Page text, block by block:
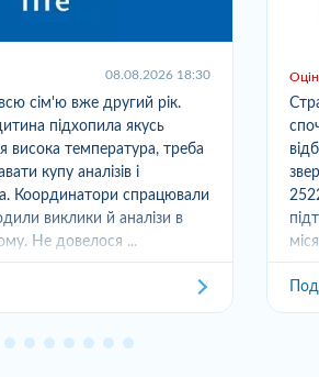
08.08.2026 18:30
сім'ю вже другий рік.
підхопила якусь
висока температура, треба
купу аналізів і
Координатори спрацювали
виклики й аналізи в
Не довелося ...